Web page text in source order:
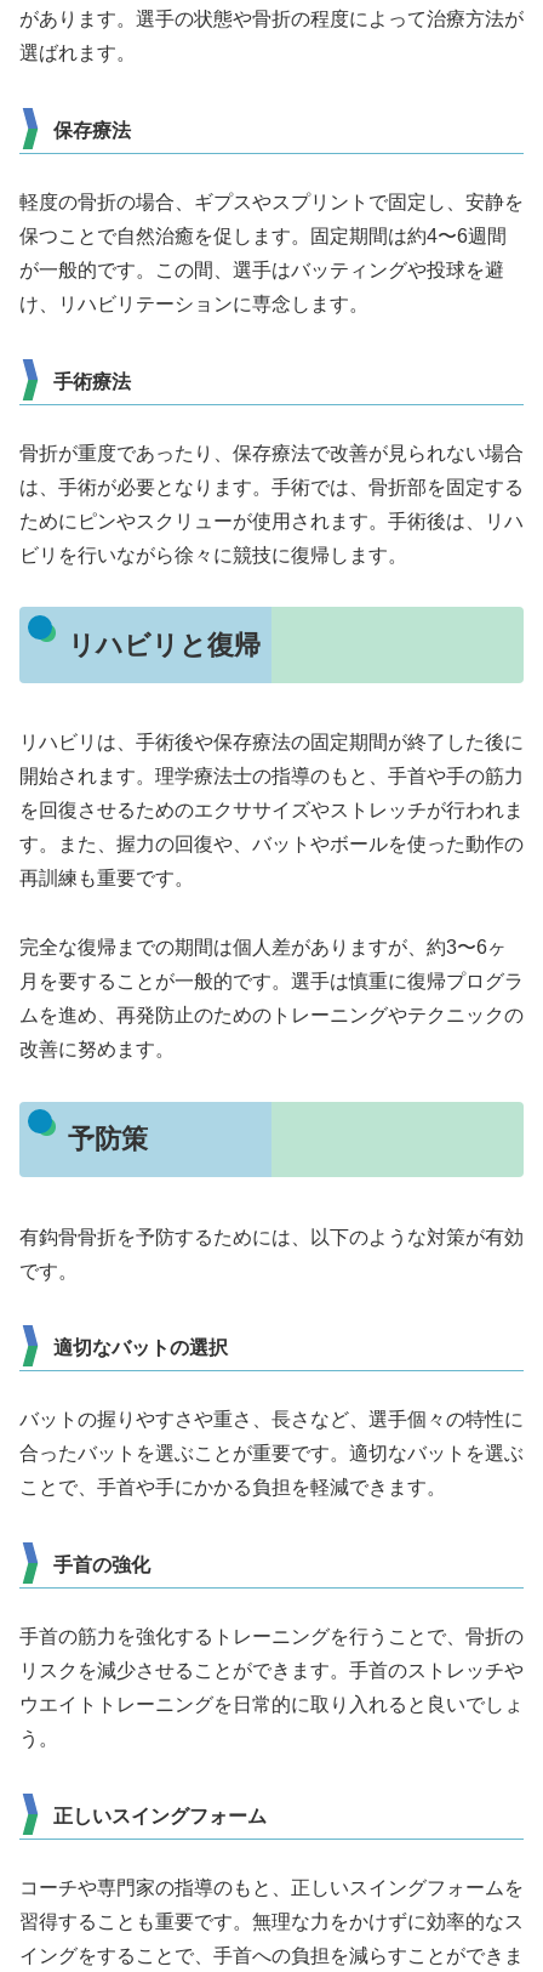
があります。選手の状態や骨折の程度によって治療方法が
選ばれます。
保存療法
軽度の骨折の場合、ギプスやスプリントで固定し、安静を
保つことで自然治癒を促します。固定期間は約4〜6週間
が一般的です。この間、選手はバッティングや投球を避
け、リハビリテーションに専念します。
手術療法
骨折が重度であったり、保存療法で改善が見られない場合
は、手術が必要となります。手術では、骨折部を固定する
ためにピンやスクリューが使用されます。手術後は、リハ
ビリを行いながら徐々に競技に復帰します。
リハビリと復帰
リハビリは、手術後や保存療法の固定期間が終了した後に
開始されます。理学療法士の指導のもと、手首や手の筋力
を回復させるためのエクササイズやストレッチが行われま
す。また、握力の回復や、バットやボールを使った動作の
再訓練も重要です。
完全な復帰までの期間は個人差がありますが、約3〜6ヶ
月を要することが一般的です。選手は慎重に復帰プログラ
ムを進め、再発防止のためのトレーニングやテクニックの
改善に努めます。
予防策
有鈎骨骨折を予防するためには、以下のような対策が有効
です。
適切なバットの選択
バットの握りやすさや重さ、長さなど、選手個々の特性に
合ったバットを選ぶことが重要です。適切なバットを選ぶ
ことで、手首や手にかかる負担を軽減できます。
手首の強化
手首の筋力を強化するトレーニングを行うことで、骨折の
リスクを減少させることができます。手首のストレッチや
ウエイトトレーニングを日常的に取り入れると良いでしょ
う。
正しいスイングフォーム
コーチや専門家の指導のもと、正しいスイングフォームを
習得することも重要です。無理な力をかけずに効率的なス
イングをすることで、手首への負担を減らすことができま